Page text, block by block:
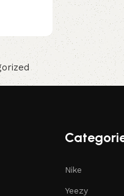
Nike
Yeezy